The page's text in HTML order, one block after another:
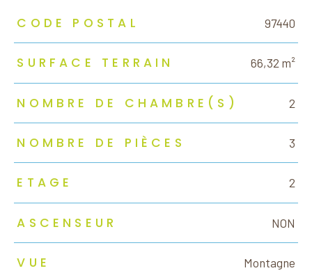
TRAD_ZEPHYR_Caracteristique TRAD_ZEPHYR_Valeurs
CODE POSTAL 97440
SURFACE TERRAIN 66,32 m²
NOMBRE DE CHAMBRE(S) 2
NOMBRE DE PIÈCES 3
ETAGE 2
ASCENSEUR NON
VUE Montagne